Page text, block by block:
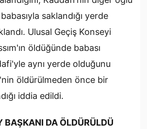
saklandığı yerde
Ulusal Geçiş Konseyi
öldüğünde babası
aynı yerde olduğunu
öldürülmeden önce bir
iddia edildi.
BAŞKANI DA ÖLDÜRÜLDÜ